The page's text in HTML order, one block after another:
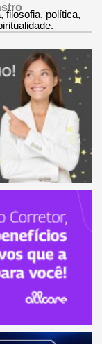
filosofia, política,